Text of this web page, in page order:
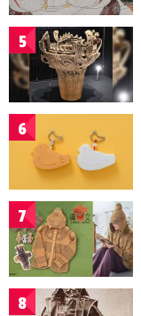
5
6
7
8